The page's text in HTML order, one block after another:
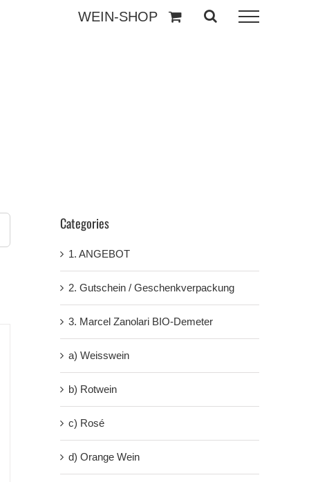
WEIN-SHOP
Categories
1. ANGEBOT
2. Gutschein / Geschenkverpackung
3. Marcel Zanolari BIO-Demeter
a) Weisswein
b) Rotwein
c) Rosé
d) Orange Wein